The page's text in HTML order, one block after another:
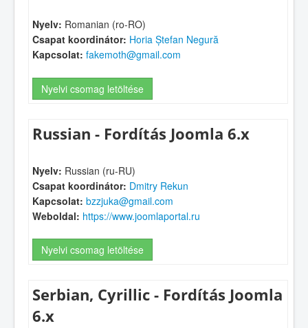
Nyelv: Romanian (ro-RO)
Csapat koordinátor: Horia Ștefan Negură
Kapcsolat: fakemoth@gmail.com
Nyelvi csomag letöltése
Russian - Fordítás Joomla 6.x
Nyelv: Russian (ru-RU)
Csapat koordinátor: Dmitry Rekun
Kapcsolat: bzzjuka@gmail.com
Weboldal: https://www.joomlaportal.ru
Nyelvi csomag letöltése
Serbian, Cyrillic - Fordítás Joomla
6.x